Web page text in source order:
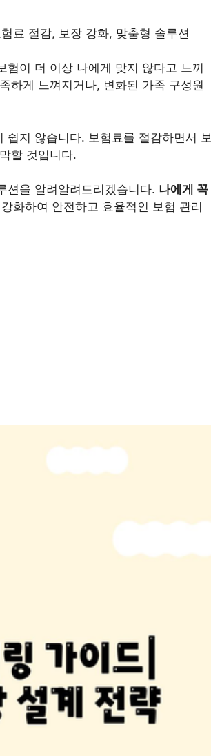
료 절감, 보장 강화, 맞춤형 솔루션
이 더 이상 나에게 맞지 않다고 느끼
하게 느껴지거나, 변화된 가족 구성원
지 않습니다. 보험료를 절감하면서 보
할 것입니다.
션을 알려알려드리겠습니다. 나에게 꼭
화하여 안전하고 효율적인 보험 관리